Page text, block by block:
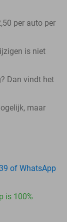
per auto per
is niet
Dan vindt het
maar
of WhatsApp
is 100%